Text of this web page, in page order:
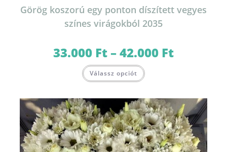
Görög koszorú egy ponton díszített vegyes
színes virágokból 2035
33.000 Ft–42.000 Ft33.000 Ft
Válassz opciót a
van.
A
változatok
a
termékoldalon
választhatók
ki